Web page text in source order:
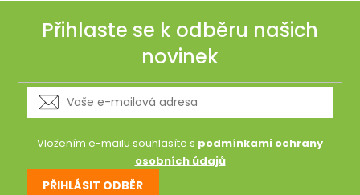
Přihlaste se k odběru našich
novinek
Vložením e-mailu souhlasíte s podmínkami ochrany
osobních údajů
PŘIHLÁSIT ODBĚR